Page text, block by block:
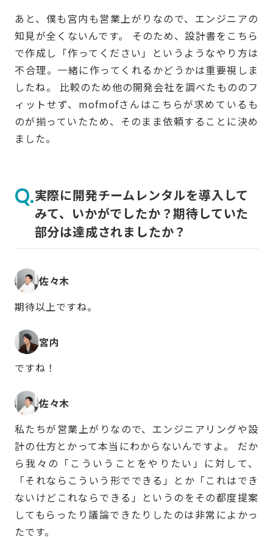
あと、僕も宮内も営業上がりなので、エンジニアの
知見が全くないんです。 そのため、設計書をこちら
で作成し「作ってください」というようなやり方は
不合理。一緒に作ってくれるかどうかは重要視しま
したね。 比較のため他の開発会社を調べたもののフ
ィットせず、mofmofさんはこちらが求めているも
のが揃っていたため、そのまま依頼することに決め
ました。
実際に開発チームレンタルを導入して
みて、いかがでしたか？期待していた
部分は達成されましたか？
佐々木
期待以上ですね。
宮内
ですね！
佐々木
私たちが営業上がりなので、エンジニアリングや設
計の仕方とかって本当にわからないんですよ。 だか
ら我々の「こういうことをやりたい」に対して、
「それならこういう形でできる」とか「これはでき
ないけどこれならできる」というのをその都度提案
してもらったり議論できたりしたのは非常によかっ
たです。